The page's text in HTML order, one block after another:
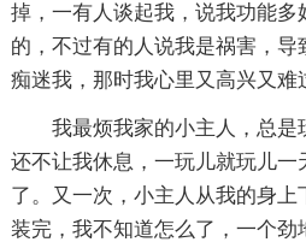
掉，一有人谈起我，说我功能
的，不过有的人说我是祸害，导
痴迷我，那时我心里又高兴又难
我最烦我家的小主人，总是
还不让我休息，一玩儿就玩儿
了。又一次，小主人从我的身
装完，我不知道怎么了，一个劲